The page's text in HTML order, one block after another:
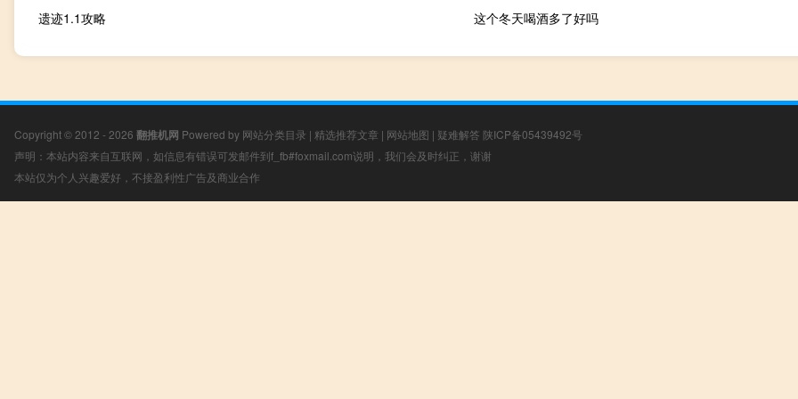
遗迹1.1攻略 这个冬天喝酒多了好吗
Copyright © 2012 - 2026 翻推机网 Powered by 网站分类目录 | 精选推荐文章 | 网站地图 | 疑难解答 陕ICP备05439492号
声明：本站内容来自互联网，如信息有错误可发邮件到f_fb#foxmail.com说明，我们会及时纠正，谢谢
本站仅为个人兴趣爱好，不接盈利性广告及商业合作